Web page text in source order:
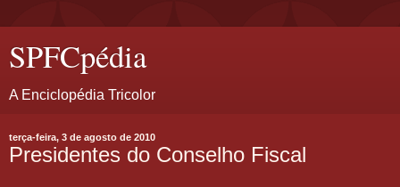
SPFCpédia
A Enciclopédia Tricolor
terça-feira, 3 de agosto de 2010
Presidentes do Conselho Fiscal